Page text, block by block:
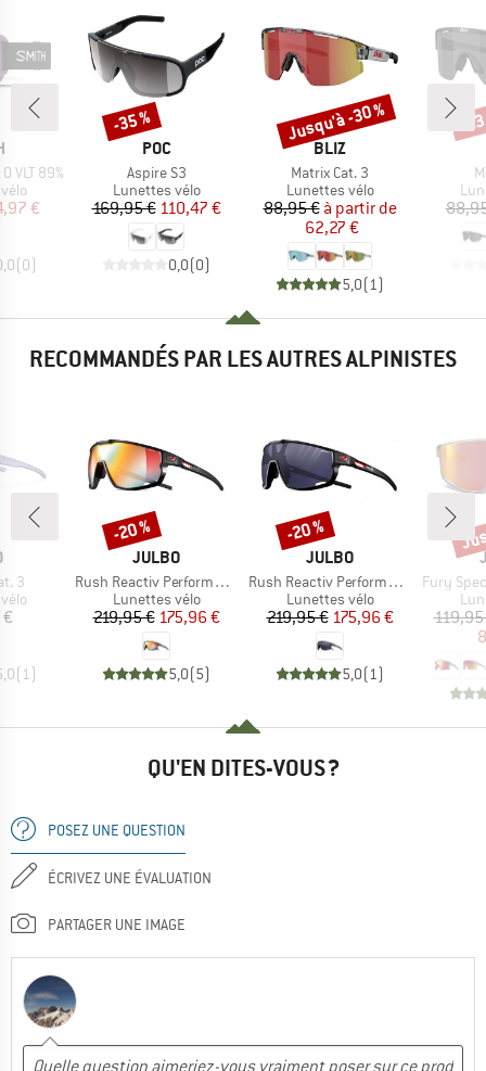
VLT 89%
réduit
€
(0)
MARQUE
POC
Article
Aspire S3
Product group
Lunettes vélo
Prix
169,95 €Prix réduit
110,47 €
0,0(0)
Remise
-35 %
MARQUE
BLIZ
Article
Matrix Cat. 3
Product group
Lunettes vélo
Prix
88,95 € Prix réduit
à partir de
62,27 €
5,0(1 )
Remise
Jusqu'à -30 % -
RECOMMANDÉS PAR LES AUTRES ALPINISTES
3
(1)
MARQUE
JULBO
Article
Rush Reactiv Performance S1-3 (VLT 17 / 75%)
Product group
Lunettes vélo
Prix
219,95 €Prix réduit
175,96 €
5,0(5)
Remise
-20 %
MARQUE
JULBO
Article
Rush Reactiv Performance S0-3 (VLT 12 / 87%)
Product group
Lunettes vélo
Prix
219,95 €Prix réduit
175,96 €
5,0(1)
Remise
-20 %
Article
Fury
QU'EN DITES-VOUS ?
POSEZ UNE QUESTION
ÉCRIVEZ UNE ÉVALUATION
PARTAGER UNE IMAGE